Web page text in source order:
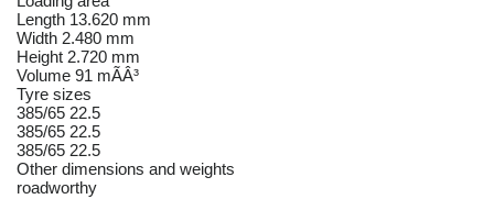
Length 13.620 mm
Width 2.480 mm
Height 2.720 mm
Volume 91 mÃÂ³
Tyre sizes
385/65 22.5
385/65 22.5
385/65 22.5
Other dimensions and weights
roadworthy